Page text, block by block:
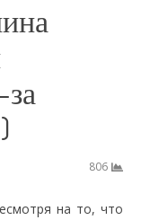
806
на то, что